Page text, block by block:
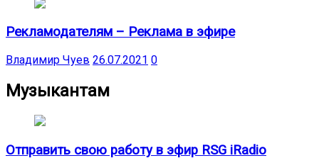
Рекламодателям – Реклама в эфире
Владимир Чуев 26.07.2021 0
Музыкантам
Отправить свою работу в эфир RSG iRadio